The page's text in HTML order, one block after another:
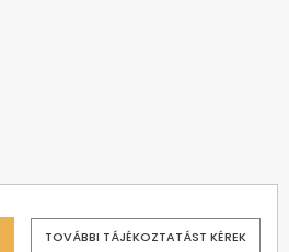
TOVÁBBI TÁJÉKOZTATÁST KÉREK